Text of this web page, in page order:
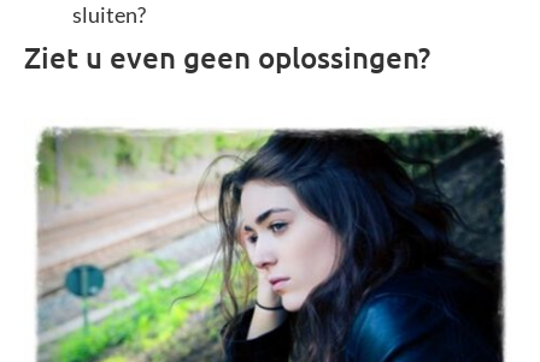
sluiten?
Ziet u even geen oplossingen?